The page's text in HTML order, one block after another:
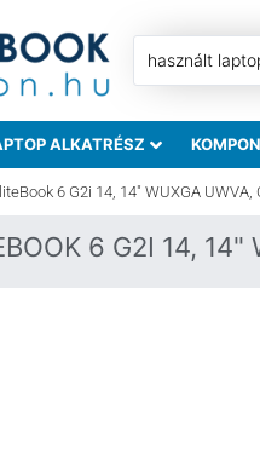
ALKATRÉSZ
6 G2i 14, 14″ WUXGA
6 G2I 14, 14"